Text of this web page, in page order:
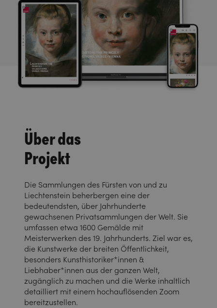
Über das
Projekt
Die Sammlungen des Fürsten von und zu
Liechtenstein beherbergen eine der
bedeutendsten, über Jahrhunderte
gewachsenen Privatsammlungen der Welt. Sie
umfassen etwa 1600 Gemälde mit
Meisterwerken des 19. Jahrhunderts. Ziel war es,
die Kunstwerke der breiten Öffentlichkeit,
besonders Kunsthistoriker*innen &
Liebhaber*innen aus der ganzen Welt,
zugänglich zu machen und die Werke inhaltlich
detailliert mit einem hochauflösenden Zoom
bereitzustellen.